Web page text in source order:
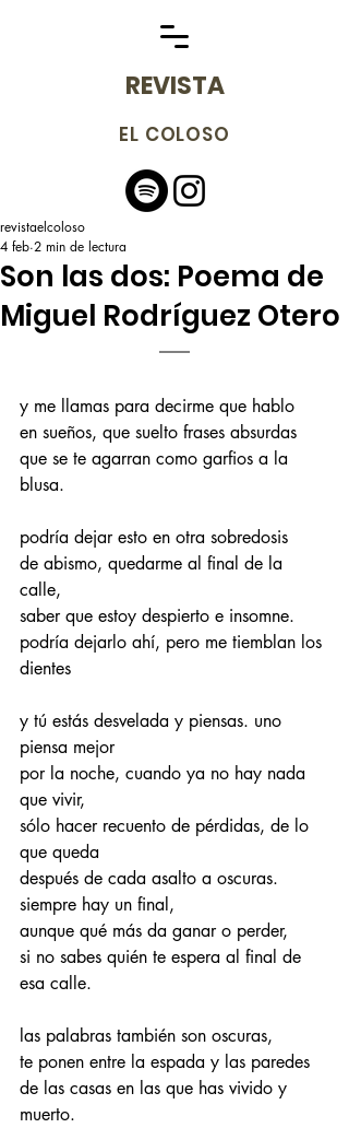
REVISTA
EL COLOSO
Son las dos: Poema de
Miguel Rodríguez Otero
revistaelcoloso
4 feb 2 min de lectura
y me llamas para decirme que hablo
en sueños, que suelto frases absurdas
que se te agarran como garfios a la
blusa.
podría dejar esto en otra sobredosis
de abismo, quedarme al final de la
calle,
saber que estoy despierto e insomne.
podría dejarlo ahí, pero me tiemblan los
dientes
y tú estás desvelada y piensas. uno
piensa mejor
por la noche, cuando ya no hay nada
que vivir,
sólo hacer recuento de pérdidas, de lo
que queda
después de cada asalto a oscuras.
siempre hay un final,
aunque qué más da ganar o perder,
si no sabes quién te espera al final de
esa calle.
las palabras también son oscuras,
te ponen entre la espada y las paredes
de las casas en las que has vivido y
muerto.